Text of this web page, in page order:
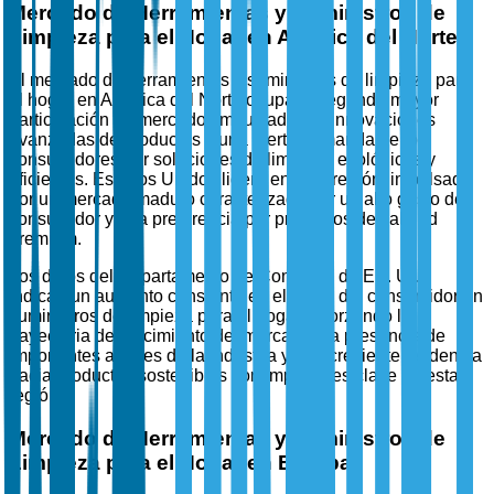
Mercado de Herramientas y Suministros de
Limpieza para el Hogar en América del Norte
El mercado de herramientas y suministros de limpieza para
el hogar en América del Norte ocupa la segunda mayor
participación de mercado, impulsado por innovaciones
avanzadas de productos y una fuerte demanda de los
consumidores por soluciones de limpieza ecológicas y
eficientes. Estados Unidos lidera en esta región, impulsado
por un mercado maduro caracterizado por un alto gasto del
consumidor y una preferencia por productos de calidad
premium.
Los datos del Departamento de Comercio de EE. UU.
indican un aumento constante en el gasto del consumidor en
suministros de limpieza para el hogar, reforzando la
trayectoria de crecimiento del mercado. La presencia de
importantes actores de la industria y una creciente tendencia
hacia productos sostenibles son impulsores clave en esta
región.
Mercado de Herramientas y Suministros de
Limpieza para el Hogar en Europa